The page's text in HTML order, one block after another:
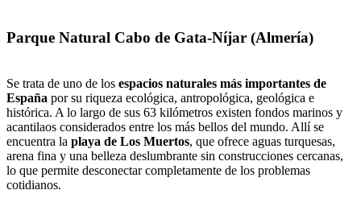
Parque Natural Cabo de Gata-Níjar (Almería)
Se trata de uno de los espacios naturales más importantes de
España por su riqueza ecológica, antropológica, geológica e
histórica. A lo largo de sus 63 kilómetros existen fondos marinos y
acantilaos considerados entre los más bellos del mundo. Allí se
encuentra la playa de Los Muertos, que ofrece aguas turquesas,
arena fina y una belleza deslumbrante sin construcciones cercanas,
lo que permite desconectar completamente de los problemas
cotidianos.